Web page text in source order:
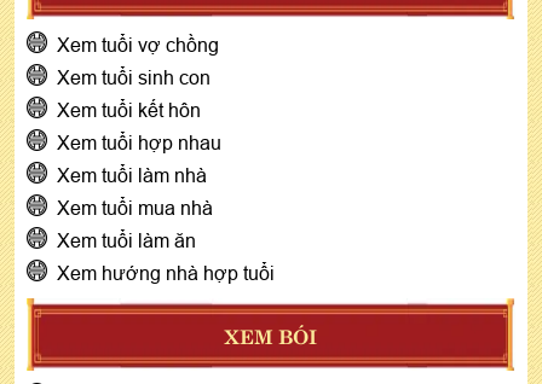
Xem tuổi vợ chồng
Xem tuổi sinh con
Xem tuổi kết hôn
Xem tuổi hợp nhau
Xem tuổi làm nhà
Xem tuổi mua nhà
Xem tuổi làm ăn
Xem hướng nhà hợp tuổi
XEM BÓI